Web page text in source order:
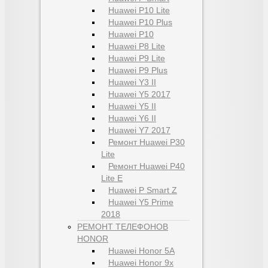
Huawei P10 Lite
Huawei P10 Plus
Huawei P10
Huawei P8 Lite
Huawei P9 Lite
Huawei P9 Plus
Huawei Y3 II
Huawei Y5 2017
Huawei Y5 II
Huawei Y6 II
Huawei Y7 2017
Ремонт Huawei P30
Lite
Ремонт Huawei P40
Lite E
Huawei P Smart Z
Huawei Y5 Prime
2018
РЕМОНТ ТЕЛЕФОНОВ
HONOR
Huawei Honor 5A
Huawei Honor 9x